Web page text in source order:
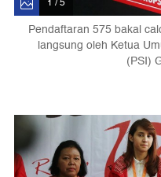
Pendaftaran 575 bakal
langsung oleh Ketua
(PSI)